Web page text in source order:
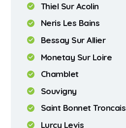
Thiel Sur Acolin
Neris Les Bains
Bessay Sur Allier
Monetay Sur Loire
Chamblet
Souvigny
Saint Bonnet Troncais
Lurcy Levis